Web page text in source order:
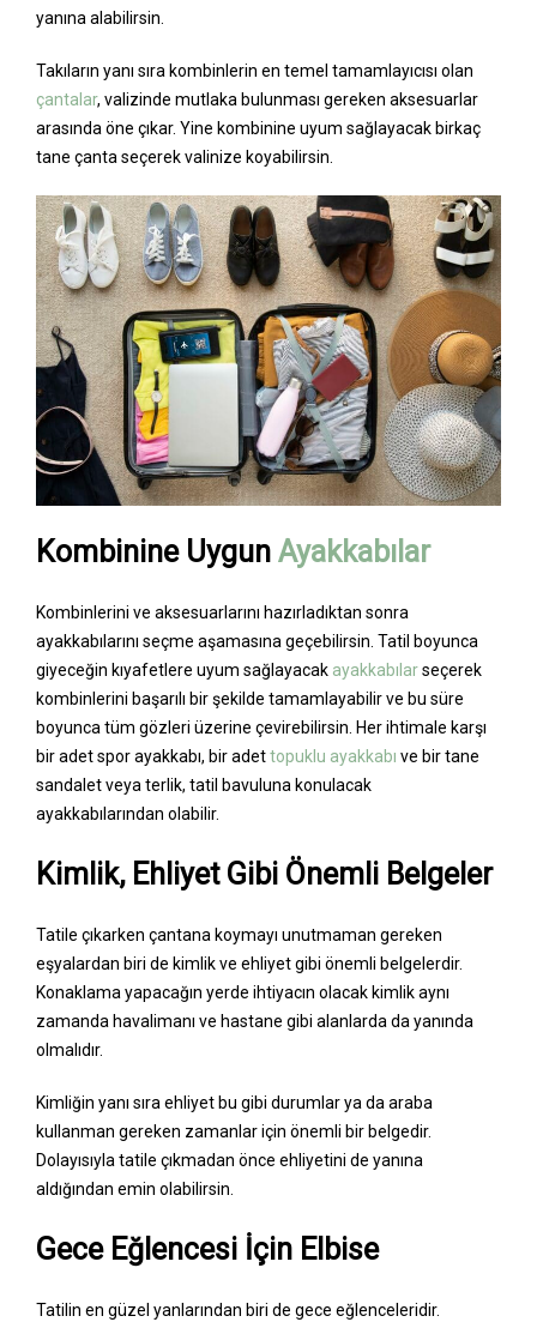
yanına alabilirsin.
Takıların yanı sıra kombinlerin en temel tamamlayıcısı olan
çantalar, valizinde mutlaka bulunması gereken aksesuarlar
arasında öne çıkar. Yine kombinine uyum sağlayacak birkaç
tane çanta seçerek valinize koyabilirsin.
Kombinine Uygun Ayakkabılar
Kombinlerini ve aksesuarlarını hazırladıktan sonra
ayakkabılarını seçme aşamasına geçebilirsin. Tatil boyunca
giyeceğin kıyafetlere uyum sağlayacak ayakkabılarseçerek
kombinlerini başarılı bir şekilde tamamlayabilir ve bu süre
boyunca tüm gözleri üzerine çevirebilirsin. Her ihtimale karşı
bir adet spor ayakkabı, bir adettopuklu ayakkabı ve bir tane
sandalet veya terlik, tatil bavuluna konulacak
ayakkabılarından olabilir.
Kimlik, Ehliyet Gibi Önemli Belgeler
Tatile çıkarken çantana koymayı unutmaman gereken
eşyalardan biri de kimlik ve ehliyet gibi önemli belgelerdir.
Konaklama yapacağın yerde ihtiyacın olacak kimlik aynı
zamanda havalimanı ve hastane gibi alanlarda da yanında
olmalıdır.
Kimliğin yanı sıra ehliyet bu gibi durumlar ya da araba
kullanman gereken zamanlar için önemli bir belgedir.
Dolayısıyla tatile çıkmadan önce ehliyetini de yanına
aldığından emin olabilirsin.
Gece Eğlencesi İçin Elbise
Tatilin en güzel yanlarından biri de gece eğlenceleridir.